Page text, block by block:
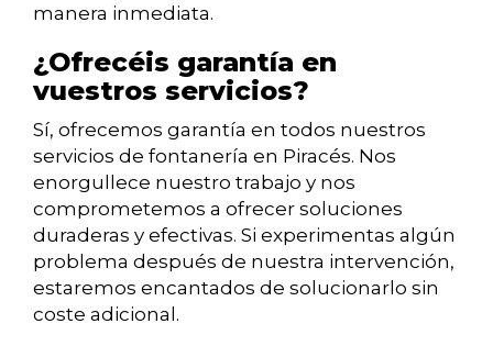
manera inmediata.
¿Ofrecéis garantía en
vuestros servicios?
Sí, ofrecemos garantía en todos nuestros
servicios de fontanería en Piracés. Nos
enorgullece nuestro trabajo y nos
comprometemos a ofrecer soluciones
duraderas y efectivas. Si experimentas algún
problema después de nuestra intervención,
estaremos encantados de solucionarlo sin
coste adicional.